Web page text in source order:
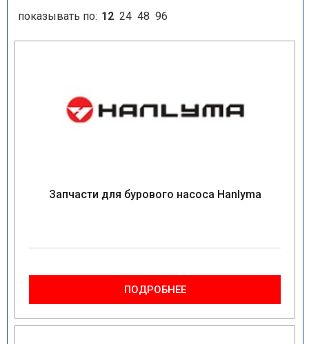
показывать по: 12 24 48 96
Запчасти для бурового насоса Hanlyma
ПОДРОБНЕЕ